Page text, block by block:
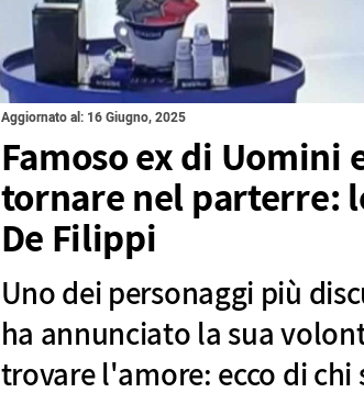
Aggiornato al: 16 Giugno, 2025
Famoso ex di Uomini
tornare nel parterre:
De Filippi
Uno dei personaggi più
ha annunciato la sua
trovare l'amore: ecco di chi